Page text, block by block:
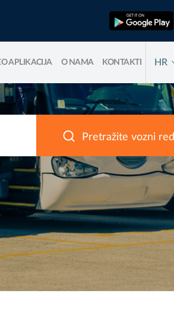
APLIKACIJA O NAMA KONTAKTI HR
Pretražite vozni red